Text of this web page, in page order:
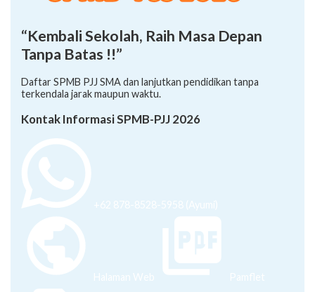
“Kembali Sekolah, Raih Masa Depan
Tanpa Batas !!”
Daftar SPMB PJJ SMA dan lanjutkan pendidikan tanpa
terkendala jarak maupun waktu.
Kontak Informasi SPMB-PJJ 2026
+62 878-8528-5958 (Ayumi)
Halaman Web Pamflet